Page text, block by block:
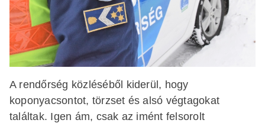
A rendőrség közléséből kiderül, hogy
koponyacsontot, törzset és alsó végtagokat
találtak. Igen ám, csak az imént felsorolt